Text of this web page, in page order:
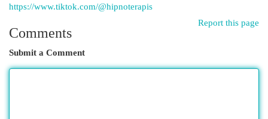
https://www.tiktok.com/@hipnoterapis
Report this page
Comments
Submit a Comment